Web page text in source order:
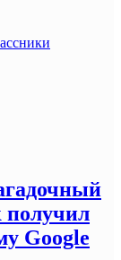
получил
Google